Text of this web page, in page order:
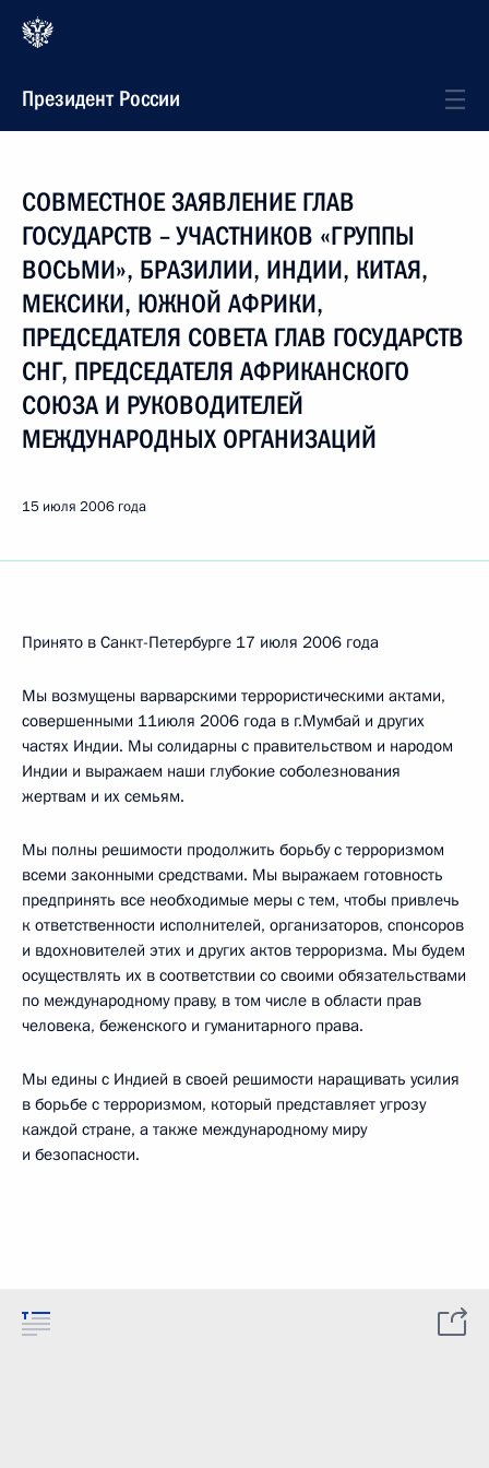
Президент России
СОВМЕСТНОЕ ЗАЯВЛЕНИЕ ГЛАВ
ГОСУДАРСТВ – УЧАСТНИКОВ «ГРУППЫ
ВОСЬМИ», БРАЗИЛИИ, ИНДИИ, КИТАЯ,
МЕКСИКИ, ЮЖНОЙ АФРИКИ,
ПРЕДСЕДАТЕЛЯ СОВЕТА ГЛАВ ГОСУДАРСТВ
СНГ, ПРЕДСЕДАТЕЛЯ АФРИКАНСКОГО
СОЮЗА И РУКОВОДИТЕЛЕЙ
МЕЖДУНАРОДНЫХ ОРГАНИЗАЦИЙ
15 июля 2006 года
Принято в Санкт-Петербурге 17 июля 2006 года
Мы возмущены варварскими террористическими актами,
совершенными 11июля 2006 года в г.Мумбай и других
частях Индии. Мы солидарны с правительством и народом
Индии и выражаем наши глубокие соболезнования
жертвам и их семьям.
Мы полны решимости продолжить борьбу с терроризмом
всеми законными средствами. Мы выражаем готовность
предпринять все необходимые меры с тем, чтобы привлечь
к ответственности исполнителей, организаторов, спонсоров
и вдохновителей этих и других актов терроризма. Мы будем
осуществлять их в соответствии со своими обязательствами
по международному праву, в том числе в области прав
человека, беженского и гуманитарного права.
Мы едины с Индией в своей решимости наращивать усилия
в борьбе с терроризмом, который представляет угрозу
каждой стране, а также международному миру
и безопасности.